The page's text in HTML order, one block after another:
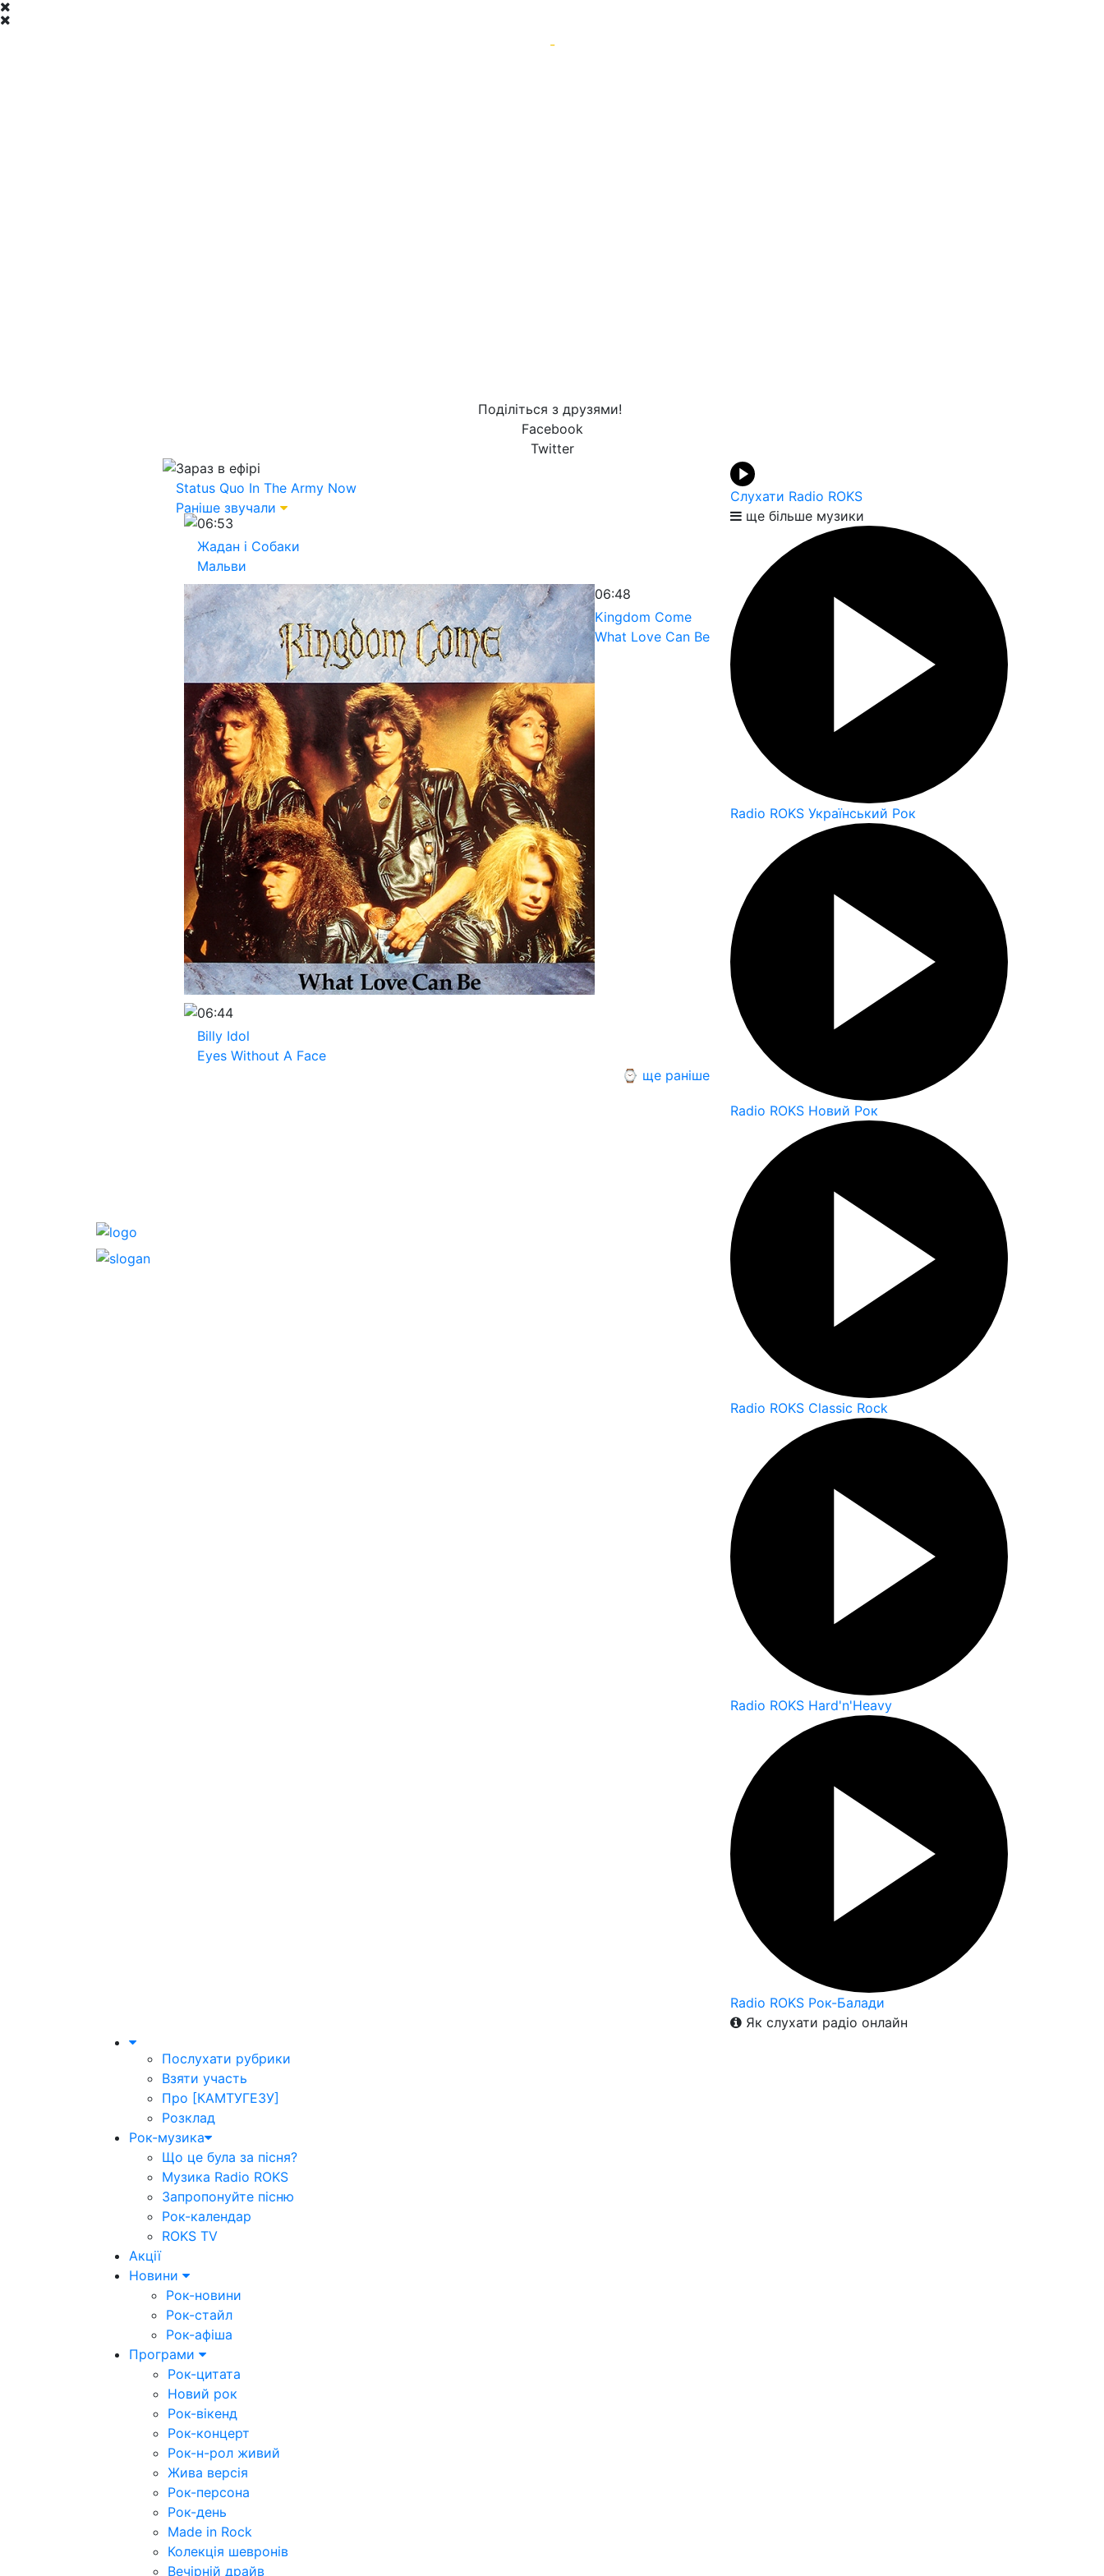
-
Поділіться з друзями!
Facebook
Twitter
Зараз в ефірі
Status Quo In The Army Now
Раніше звучали
06:53
Жадан і Собаки
Мальви
06:48
Kingdom Come
What Love Can Be
06:44
Billy Idol
Eyes Without A Face
⌚ ще раніше
Слухати Radio ROKS
ще більше музики
Radio ROKS Український Рок
Radio ROKS Новий Рок
Radio ROKS Classic Rock
Radio ROKS Hard'n'Heavy
Radio ROKS Рок-Балади
Як слухати радіо онлайн
Послухати рубрики
Взяти участь
Про [КАМТУГЕЗУ]
Розклад
Рок-музика
Що це була за пісня?
Музика Radio ROKS
Запропонуйте пісню
Рок-календар
ROKS TV
Акції
Новини
Рок-новини
Рок-стайл
Рок-афіша
Програми
Рок-цитата
Новий рок
Рок-вікенд
Рок-концерт
Рок-н-рол живий
Жива версія
Рок-персона
Рок-день
Made in Rock
Колекція шевронів
Вечірній драйв